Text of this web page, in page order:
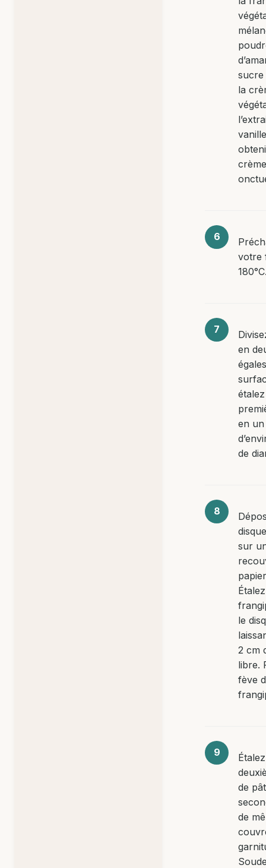
sucre
la
crème
votre
en
en
de
sur
le
2 cm
libre.
fève
de
de